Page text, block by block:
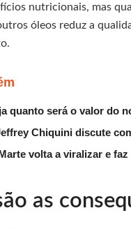
nutricionais, mas
óleos reduz a
quanto será o valor do
Chiquini discute
volta a viralizar e
as